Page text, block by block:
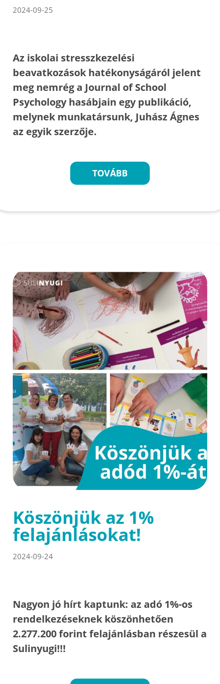
2024-09-25
Az iskolai stresszkezelési
beavatkozások hatékonyságáról jelent
meg nemrég a Journal of School
Psychology hasábjain egy publikáció,
melynek munkatársunk, Juhász Ágnes
az egyik szerzője.
TOVÁBB
Köszönjük az 1%
felajánlásokat!
2024-09-24
Nagyon jó hírt kaptunk: az adó 1%-os
rendelkezéseknek köszönhetően
2.277.200 forint felajánlásban részesül a
Sulinyugi!!!